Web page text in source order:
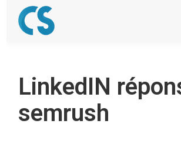
LinkedIN
semrush